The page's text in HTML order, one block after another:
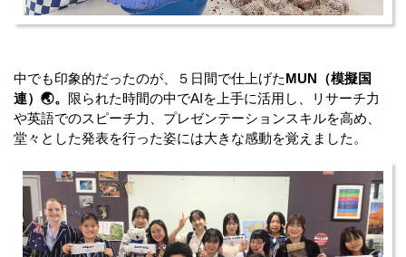
中でも印象的だったのが、５日間で仕上げた MUN（模擬国
連）🌏。
限られた時間の中でAIを上手に活用し、リサーチ力
や英語でのスピーチ力、プレゼンテーションスキルを高め、
堂々とした発表を行った姿には大きな感動を覚えました。